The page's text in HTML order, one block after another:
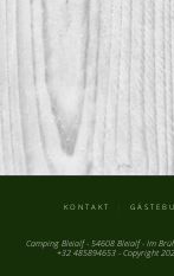
KONTAKT
Camping Bleialf - 54608 Bleialf - Im
+32 485894653 - Copyright